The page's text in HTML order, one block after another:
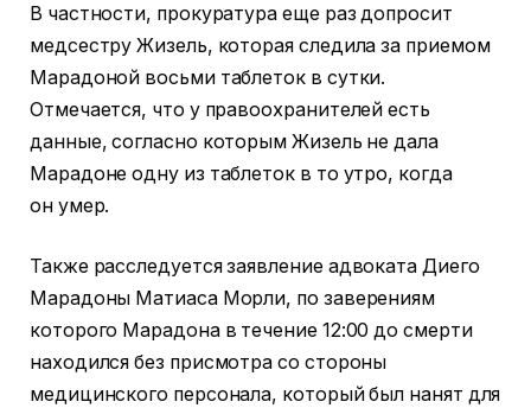
В частности, прокуратура еще раз допросит
медсестру Жизель, которая следила за приемом
Марадоной восьми таблеток в сутки.
Отмечается, что у правоохранителей есть
данные, согласно которым Жизель не дала
Марадоне одну из таблеток в то утро, когда
он умер.
Также расследуется заявление адвоката Диего
Марадоны Матиаса Морли, по заверениям
которого Марадона в течение 12:00 до смерти
находился без присмотра со стороны
медицинского персонала, который был нанят для